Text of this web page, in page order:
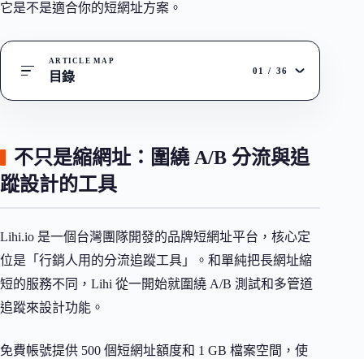
它是不是適合你的短網址方案。
ARTICLE MAP
目錄 01 / 36
不只是縮網址：圍繞 A/B 分流與追
蹤設計的工具
Lihi.io 是一個台灣團隊開發的品牌短網址平台，核心定
位是「行銷人用的分流追蹤工具」。和單純把長網址縮
短的服務不同，Lihi 從一開始就圍繞 A/B 測試和多管道
追蹤來設計功能。
免費帳號提供 500 個短網址額度和 1 GB 檔案空間，使